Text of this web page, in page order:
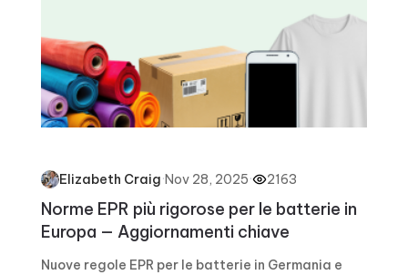
Elizabeth Craig·Nov 28, 2025· 2163
Norme EPR più rigorose per le batterie in
Europa — Aggiornamenti chiave
Nuove regole EPR per le batterie in Germania e